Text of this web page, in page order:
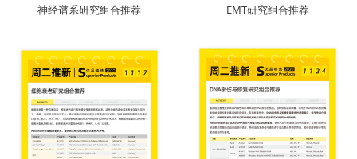
下载
神经谱系研究组合推荐 下载
EMT研究组合推荐